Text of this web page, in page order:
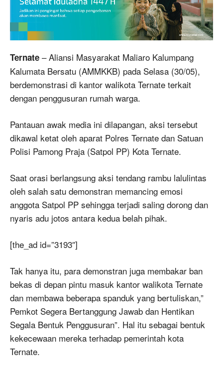
Ternate – Aliansi Masyarakat Maliaro Kalumpang
Kalumata Bersatu (AMMKKB) pada Selasa (30/05),
berdemonstrasi di kantor walikota Ternate terkait
dengan penggusuran rumah warga.
Pantauan awak media ini dilapangan, aksi tersebut
dikawal ketat oleh aparat Polres Ternate dan Satuan
Polisi Pamong Praja (Satpol PP) Kota Ternate.
Saat orasi berlangsung aksi tendang rambu lalulintas
oleh salah satu demonstran memancing emosi
anggota Satpol PP sehingga terjadi saling dorong dan
nyaris adu jotos antara kedua belah pihak.
[the_ad id=”3193″]
Tak hanya itu, para demonstran juga membakar ban
bekas di depan pintu masuk kantor walikota Ternate
dan membawa beberapa spanduk yang bertuliskan,”
Pemkot Segera Bertanggung Jawab dan Hentikan
Segala Bentuk Penggusuran”. Hal itu sebagai bentuk
kekecewaan mereka terhadap pemerintah kota
Ternate.